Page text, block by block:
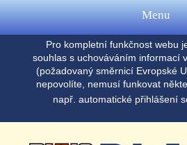
Pro kompletní funkčnost webu
souhlas s uchováváním informací
(požadovaný směrnicí Evropské
nepovolíte, nemusí funkovat
např. automatické přihlášení